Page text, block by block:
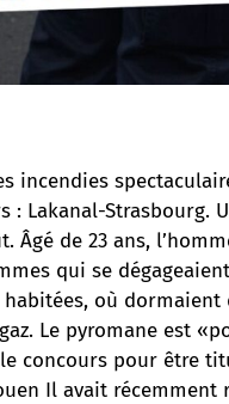
incendies
Lakanal-Strasbourg.
Âgé de 23 ans,
qui se
où
Le pyromane est
concours pour être
Il avait